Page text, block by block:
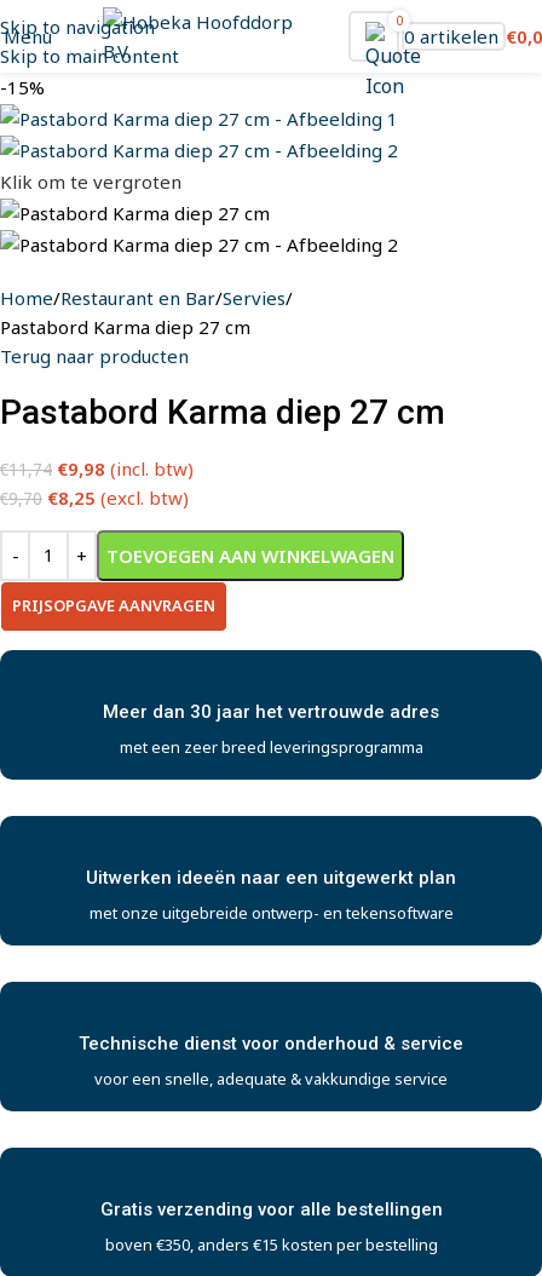
Skip to navigation
Skip to main content
Menu
0
0 artikelen €
-15%
Klik om te vergroten
Home Restaurant en Bar Servies
Pastabord Karma diep 27 cm
Terug naar producten
Pastabord Karma diep 27 cm
€11,74 €9,98 (incl. btw)
€9,70 €8,25 (excl. btw)
TOEVOEGEN AAN WINKELWAGEN
PRIJSOPGAVE AANVRAGEN
Meer dan 30 jaar het vertrouwde adres
met een zeer breed leveringsprogramma
Uitwerken ideeën naar een uitgewerkt plan
met onze uitgebreide ontwerp- en tekensoftware
Technische dienst voor onderhoud & service
voor een snelle, adequate & vakkundige service
Gratis verzending voor alle bestellingen
boven €350, anders €15 kosten per bestelling